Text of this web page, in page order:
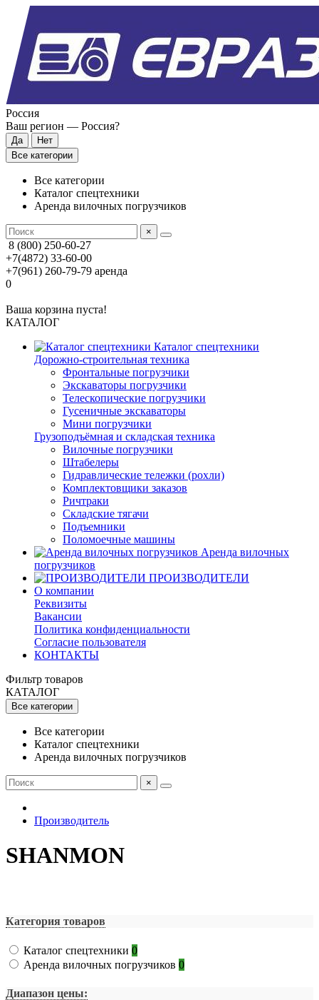
Россия
Ваш регион — Россия?
Все категории
Все категории
Каталог спецтехники
Аренда вилочных погрузчиков
×
8 (800) 250-60-27
+7(4872) 33-60-00
+7(961) 260-79-79 аренда
0
Ваша корзина пуста!
КАТАЛОГ
Каталог спецтехники
Дорожно-строительная техника
Фронтальные погрузчики
Экскаваторы погрузчики
Телескопические погрузчики
Гусеничные экскаваторы
Мини погрузчики
Грузоподъёмная и складская техника
Вилочные погрузчики
Штабелеры
Гидравлические тележки (рохли)
Комплектовщики заказов
Ричтраки
Складские тягачи
Подъемники
Поломоечные машины
Аренда вилочных
погрузчиков
ПРОИЗВОДИТЕЛИ
О компании
Реквизиты
Вакансии
Политика конфиденциальности
Согласие пользователя
КОНТАКТЫ
Фильтр товаров
КАТАЛОГ
Все категории
Все категории
Каталог спецтехники
Аренда вилочных погрузчиков
×
Производитель
SHANMON
Категория товаров
Каталог спецтехники 0
Аренда вилочных погрузчиков 0
Диапазон цены: